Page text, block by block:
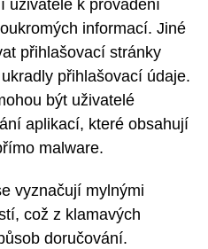
uživatele k provádění
informací. Jiné
přihlašovací stránky
přihlašovací údaje.
být uživatelé
aplikací, které obsahují
malware.
vyznačují mylnými
což z klamavých
doručování.